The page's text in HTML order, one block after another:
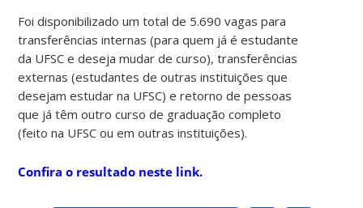
Foi disponibilizado um total de 5.690 vagas para
transferências internas (para quem já é estudante
da UFSC e deseja mudar de curso), transferências
externas (estudantes de outras instituições que
desejam estudar na UFSC) e retorno de pessoas
que já têm outro curso de graduação completo
(feito na UFSC ou em outras instituições).
Confira o resultado neste link.